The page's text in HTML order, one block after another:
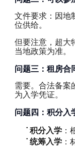
文件要求：因地
位供给。
但要注意，超大
当地政策为准。
问题三：租房合
需要。合法备案
为入学凭证。
问题四：积分入
积分入学：
统筹入学：